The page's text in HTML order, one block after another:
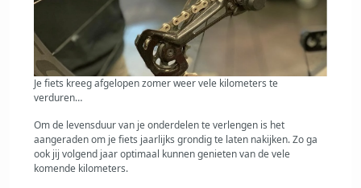
Je fiets kreeg afgelopen zomer weer vele kilometers te
verduren…
Om de levensduur van je onderdelen te verlengen is het
aangeraden om je fiets jaarlijks grondig te laten nakijken. Zo ga
ook jij volgend jaar optimaal kunnen genieten van de vele
komende kilometers.